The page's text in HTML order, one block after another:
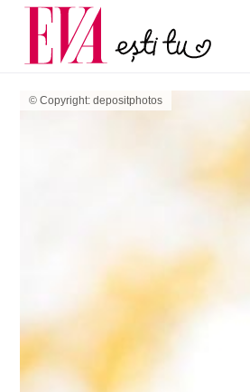
© Copyright: depositphotos
Carieră
Actualitate